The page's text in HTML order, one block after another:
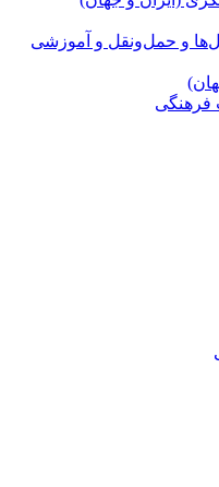
و حمل‌و‌نقل و آموزشی
فرهنگی